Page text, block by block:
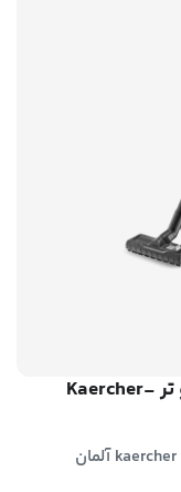
جاروی خانگی و نیمه صنعتی خشک و تر Kaercher-